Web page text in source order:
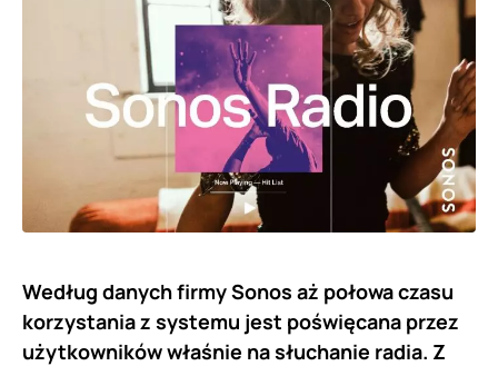
Według danych firmy Sonos aż połowa czasu
korzystania z systemu jest poświęcana przez
użytkowników właśnie na słuchanie radia. Z